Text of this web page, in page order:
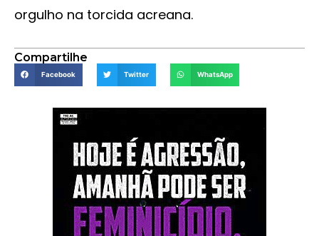
orgulho na torcida acreana.
Compartilhe
Facebook Twitter WhatsApp